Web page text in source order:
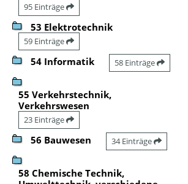
95 Einträge
53 Elektrotechnik
59 Einträge
54 Informatik 58 Einträge
55 Verkehrstechnik,
Verkehrswesen
23 Einträge
56 Bauwesen 34 Einträge
58 Chemische Technik,